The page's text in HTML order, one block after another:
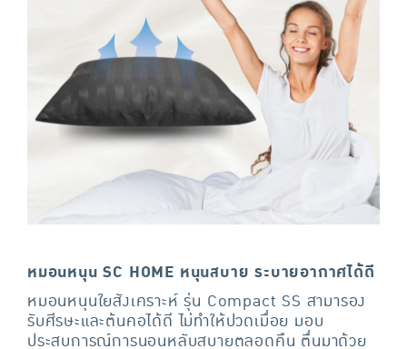
หมอนหนุน SC HOME หนุนสบาย ระบายอากาศได้ดี
หมอนหนุนใยสังเคราะห์ รุ่น Compact SS สามารอง
รับศีรษะและต้นคอได้ดี ไม่ทำให้ปวดเมื่อย มอบ
ประสบการณ์การนอนหลับสบายตลอดคืน ตื่นมาด้วย